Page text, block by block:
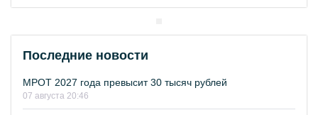
Последние новости
МРОТ 2027 года превысит 30 тысяч рублей
07 августа 20:46